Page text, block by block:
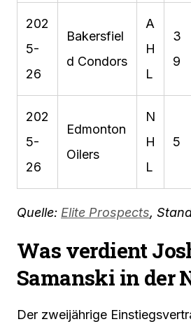
202
5-
26
Bakersfiel
d Condors
A
H
L
3
9
202
5-
26
Edmonton
Oilers
N
H
L
5
Quelle: Elite Prospects,
Was verdient
Samanski in der
Der zweijährige